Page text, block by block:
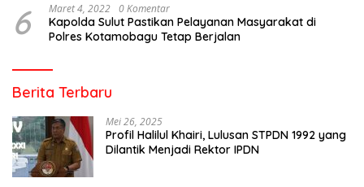
6 Maret 4, 2022 0 Komentar
Kapolda Sulut Pastikan Pelayanan Masyarakat di
Polres Kotamobagu Tetap Berjalan
Berita Terbaru
Mei 26, 2025
Profil Halilul Khairi, Lulusan STPDN 1992 yang
Dilantik Menjadi Rektor IPDN